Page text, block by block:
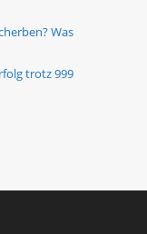
Was
trotz 999